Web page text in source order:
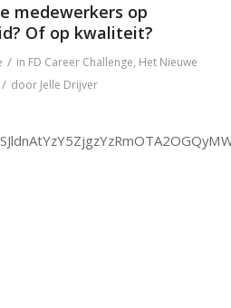
medewerkers op
Of op kwaliteit?
/ in FD Career Challenge, Het Nieuwe
/ door Jelle Drijver